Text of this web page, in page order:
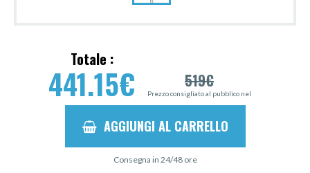
Totale :
441.15€ 519€
Prezzo consigliato al pubblico nel
AGGIUNGI AL CARRELLO
Consegna in 24/48 ore